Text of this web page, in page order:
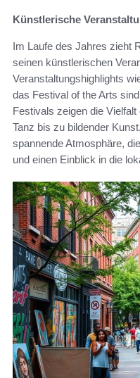
Künstlerische
Im Laufe des Jahres zieht
seinen künstlerischen
Veranstaltungshighlights
das Festival of the Arts
Festivals zeigen die
Tanz bis zu bildender
spannende Atmosphäre,
und einen Einblick in die